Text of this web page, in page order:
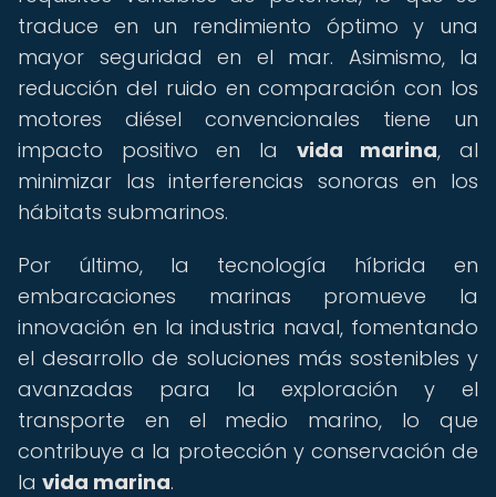
traduce en un rendimiento óptimo y una
mayor seguridad en el mar. Asimismo, la
reducción del ruido en comparación con los
motores diésel convencionales tiene un
impacto positivo en la vida marina, al
minimizar las interferencias sonoras en los
hábitats submarinos.
Por último, la tecnología híbrida en
embarcaciones marinas promueve la
innovación en la industria naval, fomentando
el desarrollo de soluciones más sostenibles y
avanzadas para la exploración y el
transporte en el medio marino, lo que
contribuye a la protección y conservación de
la vida marina.